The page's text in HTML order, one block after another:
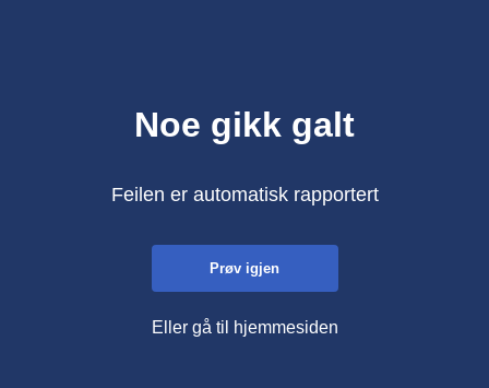
Noe gikk galt
Feilen er automatisk rapportert
Prøv igjen
Eller gå til hjemmesiden